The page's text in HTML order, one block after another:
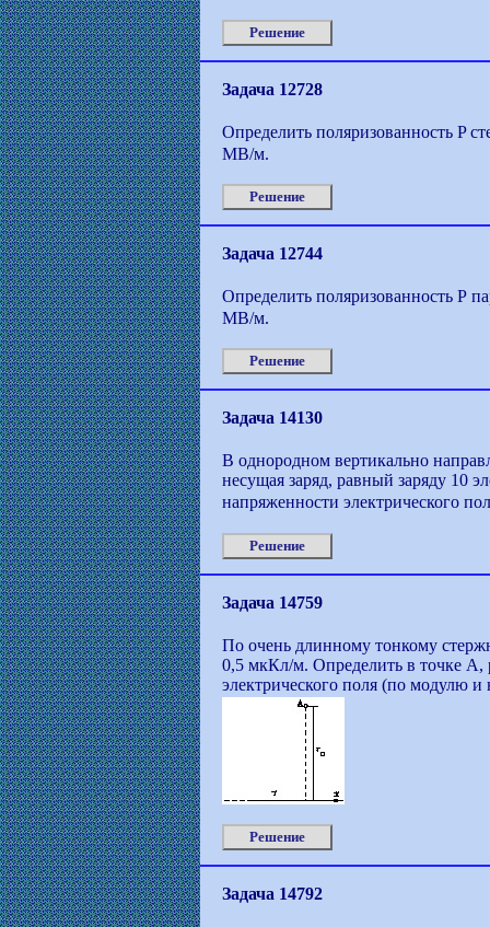
Решение
Задача 12728
Определить поляризованность P
МВ/м.
Решение
Задача 12744
Определить поляризованность Р
МВ/м.
Решение
Задача 14130
В однородном вертикально
несущая заряд, равный заряду 10
напряженности электрического
Решение
Задача 14759
По очень длинному тонкому
0,5 мкКл/м. Определить в точке А,
электрического поля (по модулю
Решение
Задача 14792